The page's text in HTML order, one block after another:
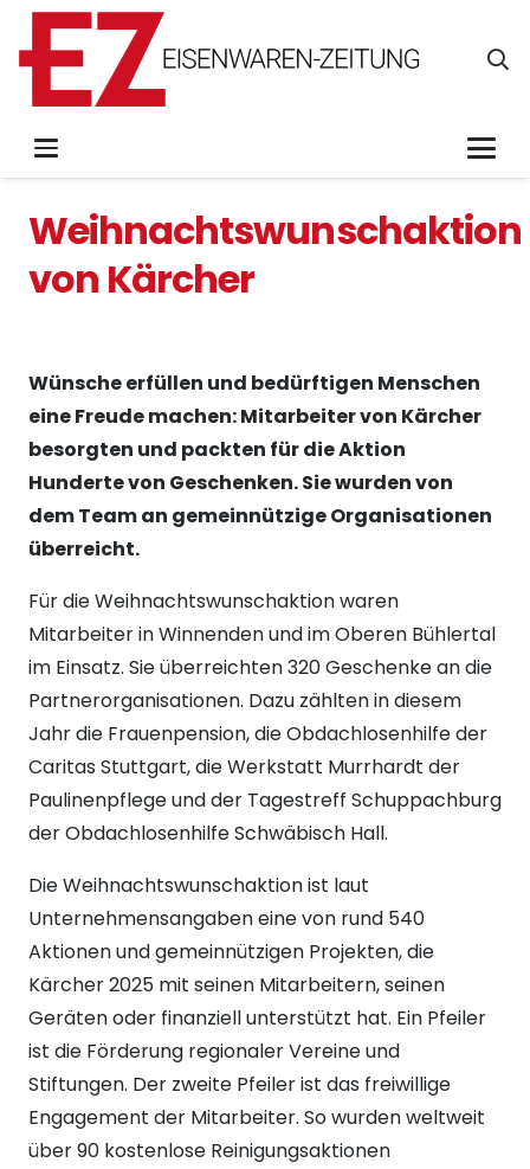
Weihnachtswunschaktion
von Kärcher
Wünsche erfüllen und bedürftigen Menschen
eine Freude machen: Mitarbeiter von Kärcher
besorgten und packten für die Aktion
Hunderte von Geschenken. Sie wurden von
dem Team an gemeinnützige Organisationen
überreicht.
Für die Weihnachtswunschaktion waren
Mitarbeiter in Winnenden und im Oberen Bühlertal
im Einsatz. Sie überreichten 320 Geschenke an die
Partnerorganisationen. Dazu zählten in diesem
Jahr die Frauenpension, die Obdachlosenhilfe der
Caritas Stuttgart, die Werkstatt Murrhardt der
Paulinenpflege und der Tagestreff Schuppachburg
der Obdachlosenhilfe Schwäbisch Hall.
Die Weihnachtswunschaktion ist laut
Unternehmensangaben eine von rund 540
Aktionen und gemeinnützigen Projekten, die
Kärcher 2025 mit seinen Mitarbeitern, seinen
Geräten oder finanziell unterstützt hat. Ein Pfeiler
ist die Förderung regionaler Vereine und
Stiftungen. Der zweite Pfeiler ist das freiwillige
Engagement der Mitarbeiter. So wurden weltweit
über 90 kostenlose Reinigungsaktionen